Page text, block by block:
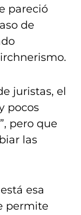
pareció
de
juristas, el
pocos
pero que
las
esa
permite